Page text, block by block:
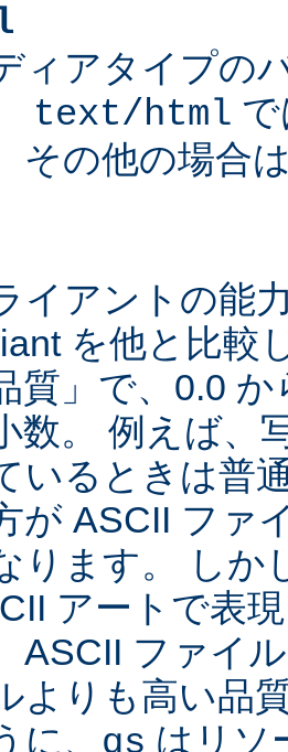
ィアタイプの
text/html
その他の場合
イアントの能
を他と比較
質」で、0.0
数。 例えば、
いるときは普
が ASCII ファ
ります。 しか
アートで表
ASCII ファイ
よりも高い品
に、 qs はリソ